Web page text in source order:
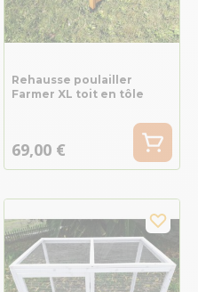
Rehausse poulailler
Farmer XL toit en tôle
69,00 €